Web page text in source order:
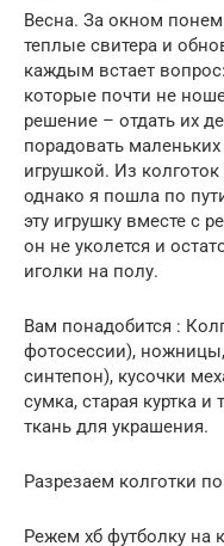
Весна. За окном
теплые свитера и
каждым встает
которые почти не
решение – отдать их
порадовать
игрушкой. Из
однако я пошла по
эту игрушку вместе с
он не уколется и
иголки на полу.
Вам понадобится :
фотосессии),
синтепон), кусочки
сумка, старая куртка и
ткань для украшения.
Разрезаем колготки
Режем хб футболку на